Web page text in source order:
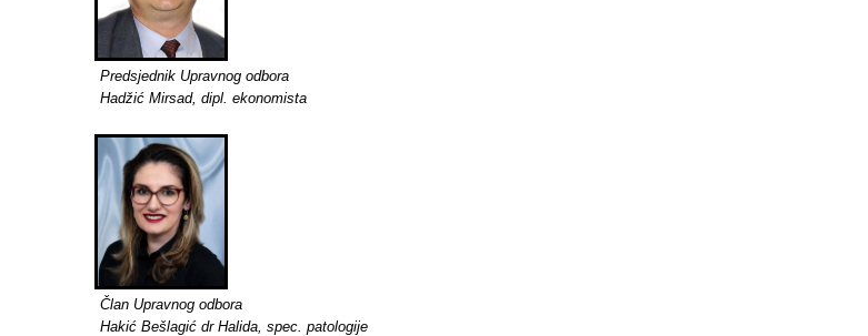
Predsjednik Upravnog odbora
Hadžić Mirsad, dipl. ekonomista
Član Upravnog odbora
Hakić Bešlagić dr Halida, spec. patologije